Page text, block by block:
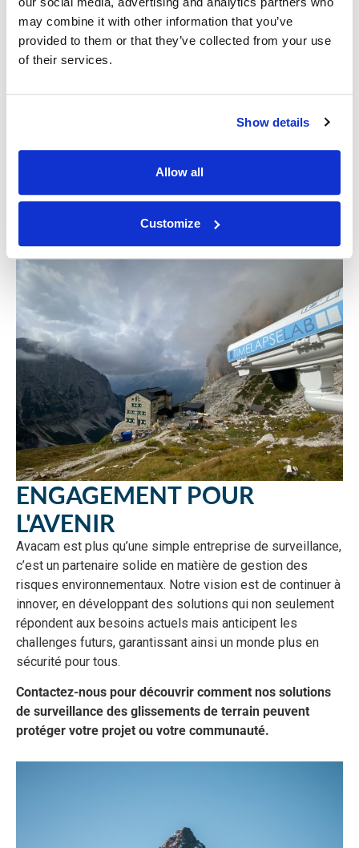
may combine it with other information that you’ve
provided to them or that they’ve collected from your use
of their services.
Show details
Allow all
Customize
de terrain est basée sur des dispositifs de haute
précision et un software, qui utilise l’intelligence
artificielle pour l’analyse prédictive. Nous pouvons ainsi
offrir prévision fiables et contribuir de manière
ENGAGEMENT POUR
L'AVENIR
Avacam est plus qu’une simple entreprise de surveillance,
c’est un partenaire solide en matière de gestion des
risques environnementaux. Notre vision est de continuer à
innover, en développant des solutions qui non seulement
répondent aux besoins actuels mais anticipent les
challenges futurs, garantissant ainsi un monde plus en
sécurité pour tous.
Contactez-nous pour découvrir comment nos solutions
de surveillance des glissements de terrain peuvent
protéger votre projet ou votre communauté.